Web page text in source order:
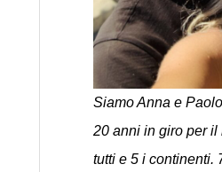
Siamo Anna e
20 anni in giro per il
tutti e 5 i continenti.